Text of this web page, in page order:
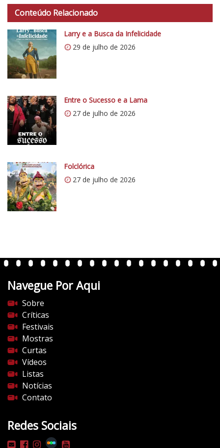
C
í
t
i
o
5
1
t
p
s
:
/
/
0
.
w
p
.
c
o
m
/
v
n
e
s
d
o
c
i
n
e
m
a
c
o
m
Conteúdo Relacionado
Larry e a Busca da Infelicidade
29 de julho de 2026
Entre o Sucesso e a Lama
27 de julho de 2026
Folclórica
27 de julho de 2026
Navegue Por Aqui
Sobre
Críticas
Festivais
Mostras
Curtas
Vídeos
Listas
Notícias
Contato
Redes Sociais